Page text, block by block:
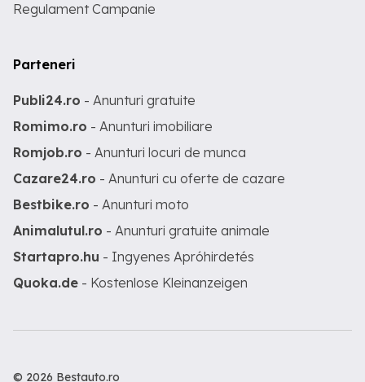
Regulament Campanie
Parteneri
Publi24.ro - Anunturi gratuite
Romimo.ro - Anunturi imobiliare
Romjob.ro - Anunturi locuri de munca
Cazare24.ro - Anunturi cu oferte de cazare
Bestbike.ro - Anunturi moto
Animalutul.ro - Anunturi gratuite animale
Startapro.hu - Ingyenes Apróhirdetés
Quoka.de - Kostenlose Kleinanzeigen
© 2026 Bestauto.ro